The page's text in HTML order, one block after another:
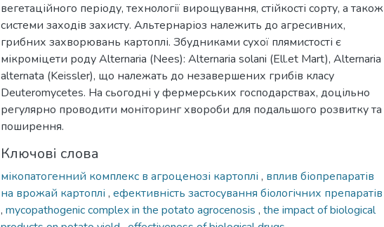
вегетаційного періоду, технології вирощування, стійкості сорту, а також
системи заходів захисту. Альтернаріоз належить до агресивних,
грибних захворювань картоплі. Збудниками сухої плямистості є
мікроміцети роду Alternaria (Nees): Alternaria solani (Ell.et Mart), Alternaria
alternata (Keissler), що належать до незавершених грибів класу
Deuteromycetes. На сьогодні у фермерських господарствах, доцільно
регулярно проводити моніторинг хвороби для подальшого розвитку та
поширення.
Ключові слова
мікопатогенний комплекс в агроценозі картоплі , вплив біопрепаратів
на врожай картоплі , ефективність застосування біологічних препаратів
, mycopathogenic complex in the potato agrocenosis , the impact of biological